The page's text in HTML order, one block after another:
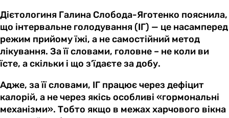
Дієтологиня Галина Слобода-Яготенко пояснила,
що інтервальне голодування (ІГ) — це насамперед
режим прийому їжі, а не самостійний метод
лікування. За її словами, головне – не коли ви
їсте, а скільки і що з’їдаєте за добу.
Адже, за її словами, ІГ працює через дефіцит
калорій, а не через якісь особливі «гормональні
механізми». Тобто якщо в межах харчового вікна